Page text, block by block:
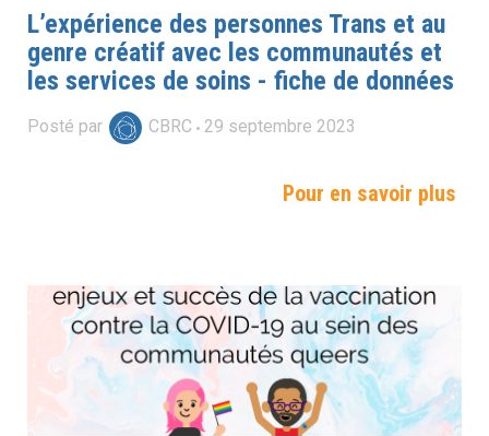
L’expérience des personnes Trans et au
genre créatif avec les communautés et
les services de soins - fiche de données
Posté par CBRC 29 septembre 2023
Pour en savoir plus